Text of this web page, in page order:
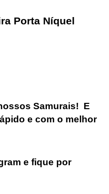
Porta Níquel
Samurais! E
e com o melhor
e fique por